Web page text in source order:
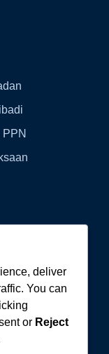
61256
deliver
You can
or Reject